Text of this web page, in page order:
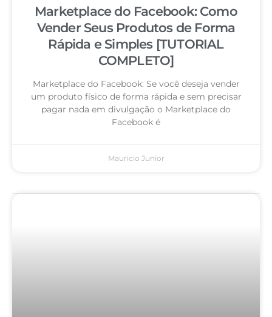
Marketplace do Facebook: Como
Vender Seus Produtos de Forma
Rápida e Simples [TUTORIAL
COMPLETO]
Marketplace do Facebook: Se você deseja vender
um produto físico de forma rápida e sem precisar
pagar nada em divulgação o Marketplace do
Facebook é
Mauricio Junior